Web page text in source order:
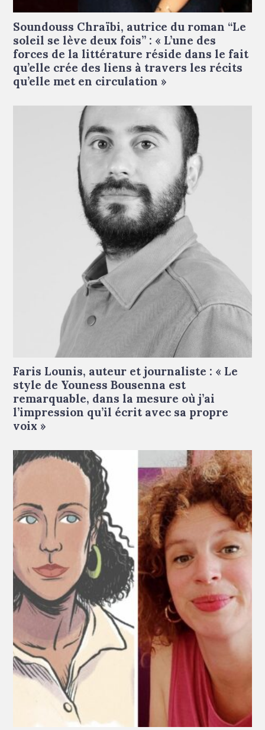
Soundouss Chraïbi © Francesca Mantovani
Soundouss Chraïbi, autrice du roman “Le
soleil se lève deux fois” : « L’une des
forces de la littérature réside dans le fait
qu’elle crée des liens à travers les récits
qu’elle met en circulation »
Faris Lounis © Droits réservés
Faris Lounis, auteur et journaliste : « Le
style de Youness Bousenna est
remarquable, dans la mesure où j’ai
l’impression qu’il écrit avec sa propre
voix »
De gauche à droite : portrait dessiné de Géraldine Grenet ©
Marie-Ange Rousseau - portrait de Lauriane Chapeau © Droits